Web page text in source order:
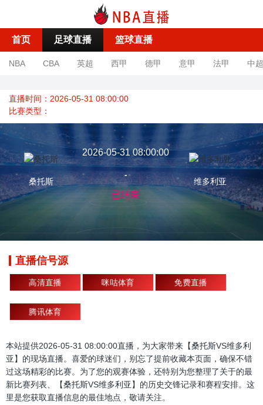
首页 足球直播 篮球直播
NBA CBA 英超 西甲 德甲 意甲 法甲 中超
直播时间：2026-05-31 08:00:00
比赛类型：
桑托斯
2026-05-31 08:00:00
-
已结束
维多利亚
直播信号源
高清直播 咪咕体育 免费直播
腾讯体育
本站提供2026-05-31 08:00:00直播，为大家带来【桑托斯VS维多利
亚】的现场直播。喜爱的球迷们，别忘了提前收藏本页面，确保不错
过这场精彩的比赛。为了您的观赛体验，还特别为您整理了关于的最
新比赛列表、【桑托斯VS维多利亚】的历史交锋记录和赛程安排。这
里是您获取直播信息的最佳地点，敬请关注。